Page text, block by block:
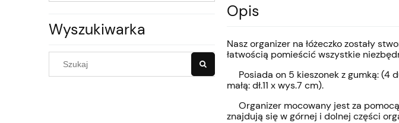
Wyszukiwarka
Opis
Nasz organizer na łóżeczko zostały
łatwością pomieścić wszystkie
Posiada on 5 kieszonek z gumką: (4
małą: dł.11 x wys.7 cm).
Organizer mocowany jest za pomocą
znajdują się w górnej i dolnej części